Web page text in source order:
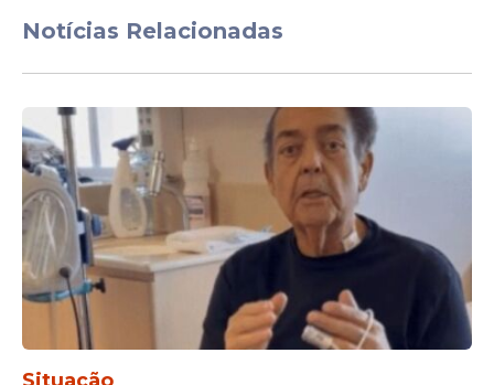
“A diferença é que, em medicamentos e
suplementos, o produto possui
concentrações mais altas e uma
capacidade de ser mais absorvido pelo
organismo”, completou.
Sinais de alerta
Dentre os indícios citados pela Anvisa que
Notícias Relacionadas